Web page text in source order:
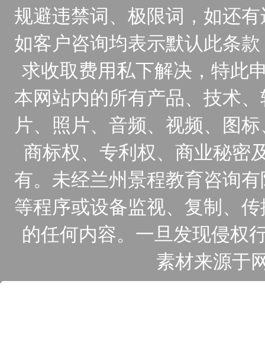
规避违禁词、极限词，如还
如客户咨询均表示默认此条
求收取费用私下解决，特此
本网站内的所有产品、技术
片、照片、音频、视频、图
商标权、专利权、商业秘密
有。未经兰州景程教育咨询
等程序或设备监视、复制、
的任何内容。一旦发现侵权
素材来源于